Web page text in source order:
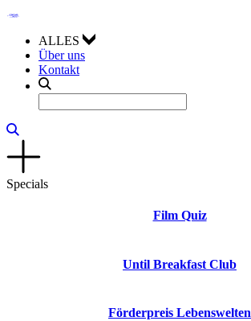
ALLES
Über uns
Kontakt
Specials
Film Quiz
Until Breakfast Club
Förderpreis Lebenswelten